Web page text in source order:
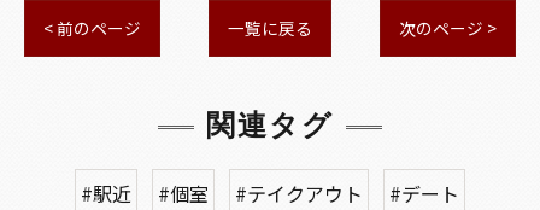
< 前のページ 一覧に戻る 次のページ >
関連タグ
#駅近 #個室 #テイクアウト
#デート